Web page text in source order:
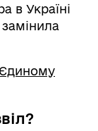
в Україні
замінила
Єдиному